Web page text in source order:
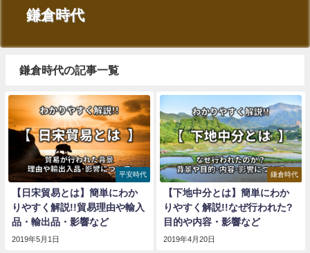
鎌倉時代
鎌倉時代の記事一覧
平安時代
【日宋貿易とは】簡単にわか
りやすく解説!!貿易理由や輸入
品・輸出品・影響など
2019年5月1日
鎌倉時代
【下地中分とは】簡単にわか
りやすく解説!!なぜ行われた?
目的や内容・影響など
2019年4月20日